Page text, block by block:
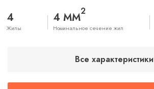
4
Жилы
4 ММ2
Номинальное сечение жил
Все характеристики